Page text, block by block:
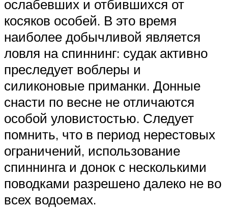
ослабевших и отбившихся от
косяков особей. В это время
наиболее добычливой является
ловля на спиннинг: судак активно
преследует воблеры и
силиконовые приманки. Донные
снасти по весне не отличаются
особой уловистостью. Следует
помнить, что в период нерестовых
ограничений, использование
спиннинга и донок с несколькими
поводками разрешено далеко не во
всех водоемах.